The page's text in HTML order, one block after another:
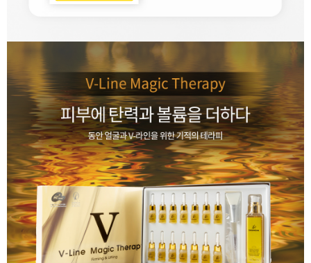
이코 라이프 하